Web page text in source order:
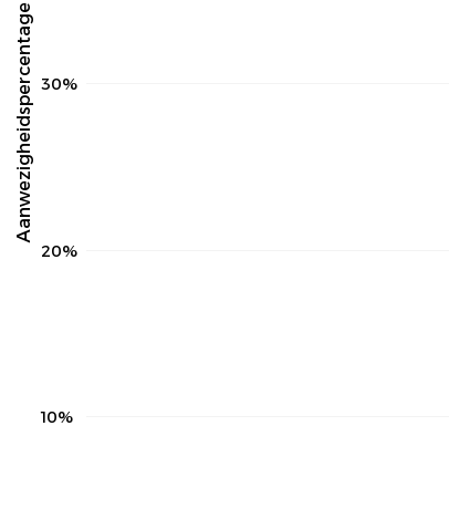
Aanwezigheidspercentage
10%
20%
30%